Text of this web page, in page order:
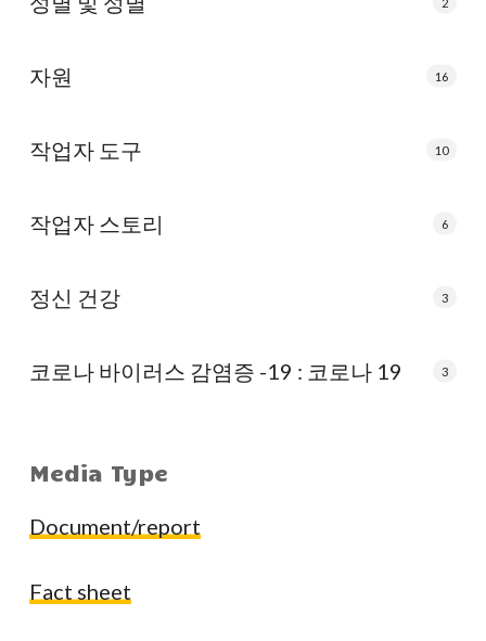
자원 16
작업자 도구 10
작업자 스토리 6
정신 건강 3
코로나 바이러스 감염증 -19 : 코로나 19 3
Media Type
Document/report
Fact sheet